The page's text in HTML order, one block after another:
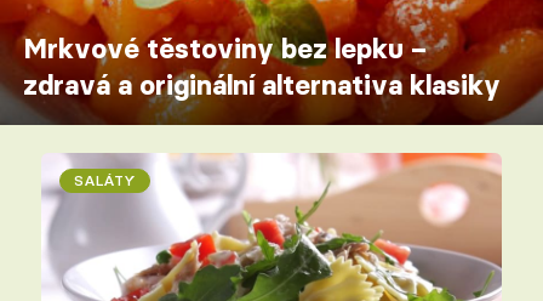
Mrkvové těstoviny bez lepku –
zdravá a originální alternativa klasiky
SALÁTY